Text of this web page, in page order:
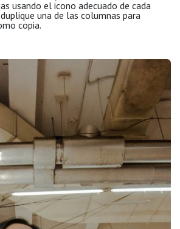
usando el icono adecuado de cada
una de las columnas para
copia.